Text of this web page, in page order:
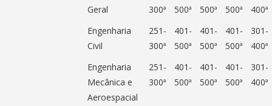
Geral
300ª
500ª
500ª
500ª
400ª
Engenharia
Civil
251-
300ª
401-
500ª
401-
500ª
401-
500ª
301-
400ª
Engenharia
Mecânica e
Aeroespacial
251-
300ª
401-
500ª
401-
500ª
401-
500ª
301-
400ª